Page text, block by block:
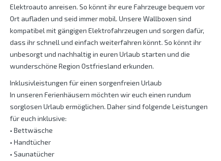
Elektroauto anreisen. So könnt ihr eure Fahrzeuge bequem vor
Ort aufladen und seid immer mobil. Unsere Wallboxen sind
kompatibel mit gängigen Elektrofahrzeugen und sorgen dafür,
dass ihr schnell und einfach weiterfahren könnt. So könnt ihr
unbesorgt und nachhaltig in euren Urlaub starten und die
wunderschöne Region Ostfriesland erkunden.
Inklusivleistungen für einen sorgenfreien Urlaub
In unseren Ferienhäusern möchten wir euch einen rundum
sorglosen Urlaub ermöglichen. Daher sind folgende Leistungen
für euch inklusive:
• Bettwäsche
• Handtücher
• Saunatücher